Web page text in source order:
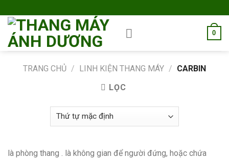
to
content
0
TRANG CHỦ / LINH KIỆN THANG MÁY / CARBIN
LỌC
là phòng thang . là không gian để người đứng, hoặc chứa